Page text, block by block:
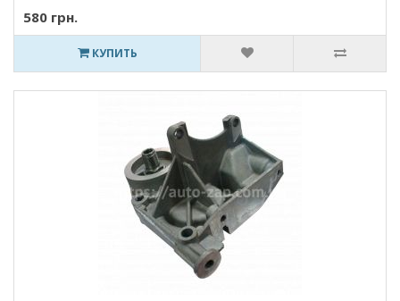
580 грн.
КУПИТЬ